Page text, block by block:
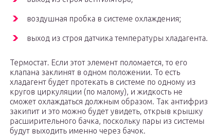
воздушная пробка в системе охлаждения;
выход из строя датчика температуры хладагента.
Термостат. Если этот элемент поломается, то его
клапана заклинят в одном положении. То есть
хладагент будет протекать в системе по одному из
кругов циркуляции (по малому), и жидкость не
сможет охлаждаться должным образом. Так антифриз
закипит и это можно будет увидеть, открыв крышку
расширительного бачка, поскольку пары из системы
будут выходить именно через бачок.